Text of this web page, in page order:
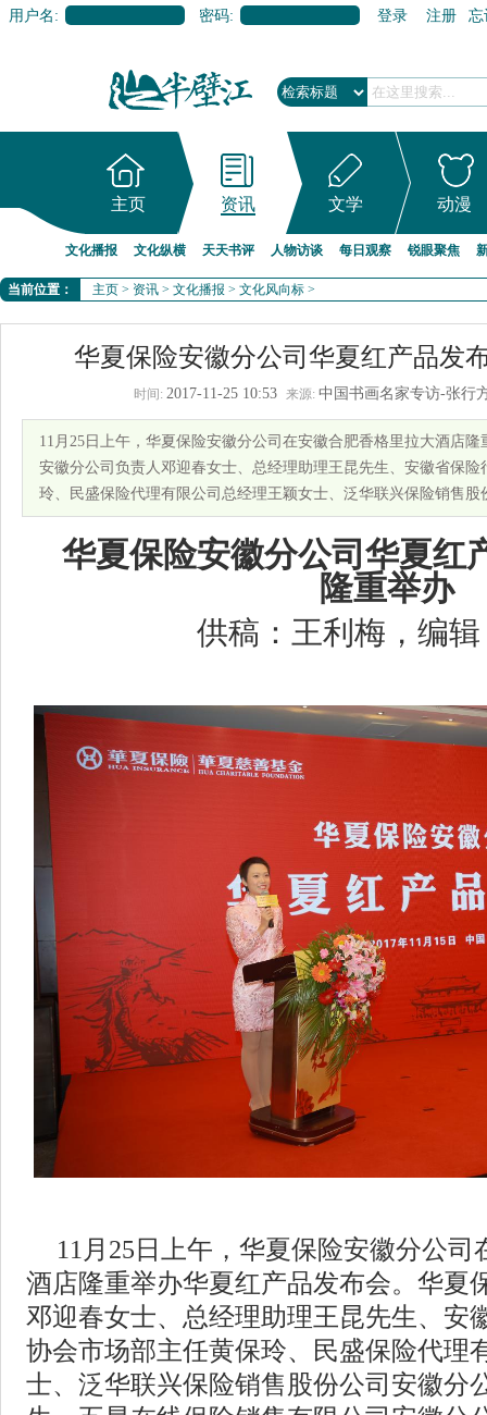
用户名: 密码: 登录 注册 忘
主页 资讯 文学 动漫
文化播报 文化纵横 天天书评 人物访谈 每日观察 锐眼聚焦
当前位置： 主页 > 资讯 > 文化播报 > 文化风向标 >
华夏保险安徽分公司华夏红产品发
时间: 2017-11-25 10:53 来源: 中国书画名家专访-张行
11月25日上午，华夏保险安徽分公司在安徽合肥香格里拉大酒店
安徽分公司负责人邓迎春女士、总经理助理王昆先生、安徽省保
玲、民盛保险代理有限公司总经理王颖女士、泛华联兴保险销售股
华夏保险安徽分公司华夏红
隆重举办
供稿：王利梅，编
11月25日上午，华夏保险安徽分公
酒店隆重举办华夏红产品发布会。华夏
邓迎春女士、总经理助理王昆先生、安
协会市场部主任黄保玲、民盛保险代理
士、泛华联兴保险销售股份公司安徽分